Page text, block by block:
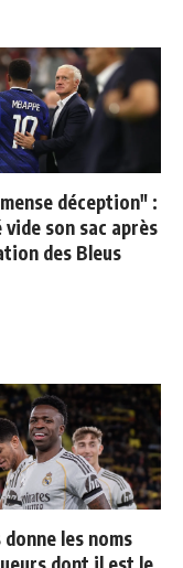
déception" :
vide son sac après
des Bleus
les noms